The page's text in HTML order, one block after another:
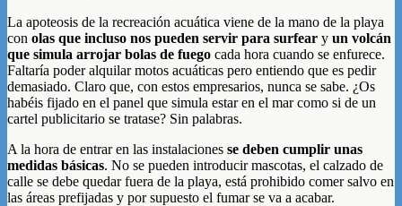
La apoteosis de la recreación acuática viene de la mano de la playa
con olas que incluso nos pueden servir para surfear y un volcán
que simula arrojar bolas de fuego cada hora cuando se enfurece.
Faltaría poder alquilar motos acuáticas pero entiendo que es pedir
demasiado. Claro que, con estos empresarios, nunca se sabe. ¿Os
habéis fijado en el panel que simula estar en el mar como si de un
cartel publicitario se tratase? Sin palabras.
A la hora de entrar en las instalaciones se deben cumplir unas
medidas básicas. No se pueden introducir mascotas, el calzado de
calle se debe quedar fuera de la playa, está prohibido comer salvo en
las áreas prefijadas y por supuesto el fumar se va a acabar.